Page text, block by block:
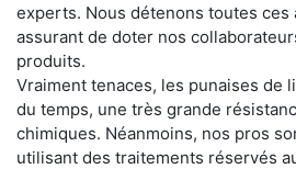
experts. Nous détenons toutes ces
assurant de doter nos
produits.
Vraiment tenaces, les punaises de
du temps, une très grande
chimiques. Néanmoins, nos pros
utilisant des traitements réservés